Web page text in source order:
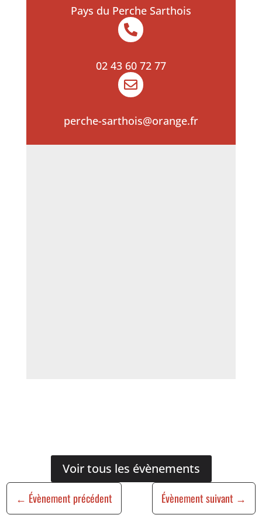
Pays du Perche Sarthois

02 43 60 72 77

perche-sarthois@orange.fr
Voir tous les évènements
← Évènement précédent Évènement suivant →